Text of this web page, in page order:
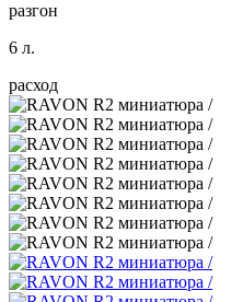
разгон
6 л.
расход